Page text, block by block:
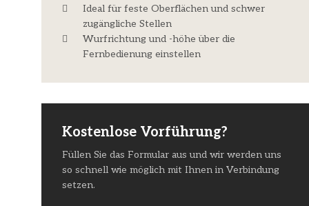
Ideal für feste Oberflächen und schwer
zugängliche Stellen
Wurfrichtung und -höhe über die
Fernbedienung einstellen
Kostenlose Vorführung?
Füllen Sie das Formular aus und wir werden uns
so schnell wie möglich mit Ihnen in Verbindung
setzen.